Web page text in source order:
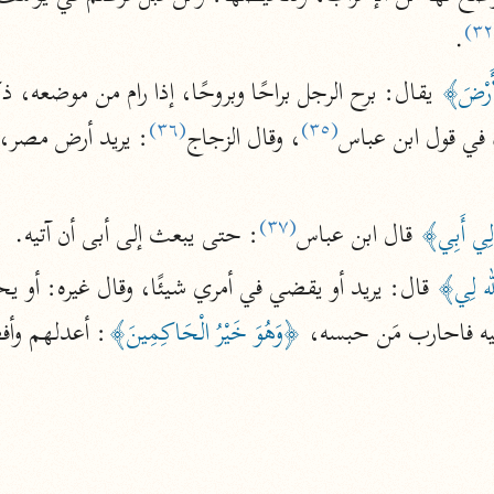
.
يقال: برح الرجل براحًا وبروحًا، إذا رام من موضعه،
قول ابن عباس(٣٥) ، وقال الزجاج(٣٦)
أَبِي﴾ قال ابن عباس(٣٧)
: حتى يبعث إلى أبى أن آتيه.
لِي﴾ قال: يريد أو يقضي في أمري شيئًا، وقال غيره: أو
فاحارب مَن حبسه، ﴿وَهُوَ خَيْرُ الْحَاكِمِينَ﴾: أعدلهم